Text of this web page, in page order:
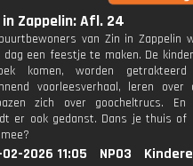
in Zappelin: Afl. 24
van Zin in Zappelin
dag een feestje te maken. De
komen, worden
voorleesverhaal, leren
zich over goocheltrucs. En
er ook gedanst. Dans je thuis of
2026 11:05 NPO3